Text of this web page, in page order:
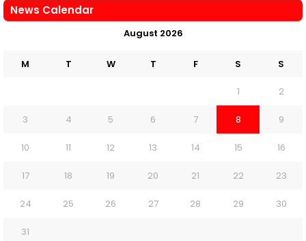
News Calendar
August 2026
M T W T F S S
1 2
3 4 5 6 7 8 9
10 11 12 13 14 15 16
17 18 19 20 21 22 23
24 25 26 27 28 29 30
31